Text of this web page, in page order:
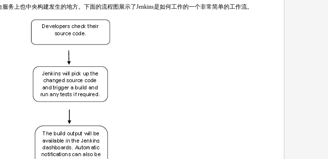
务上也中央构建发生的地方。下面的流程图展示了Jenkins是如何工作的一个非常简单的工作流。